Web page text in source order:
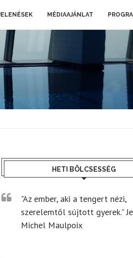
MÉDIAAJÁNLAT
HETI BÖLCSESSÉG
"Az ember, aki a tengert nézi,
szerelemtől sújtott gyerek."
Michel Maulpoix